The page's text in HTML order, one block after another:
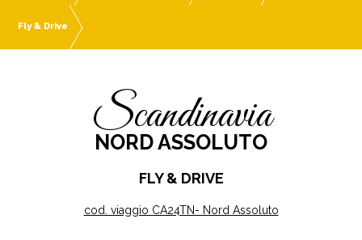
Fly & Drive
Scandinavia
NORD ASSOLUTO
FLY & DRIVE
cod. viaggio CA24TN- Nord Assoluto